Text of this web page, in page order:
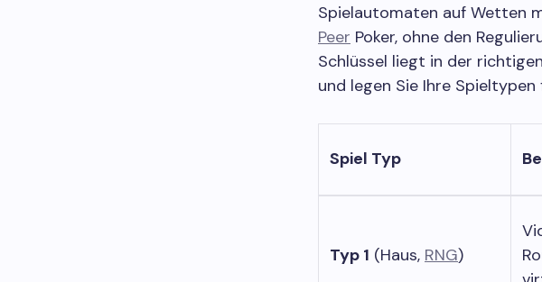
Spielautomaten auf Wetten
Peer Poker, ohne den
Schlüssel liegt in der
und legen Sie Ihre
Spiel Typ
Typ 1 (Haus, RNG)